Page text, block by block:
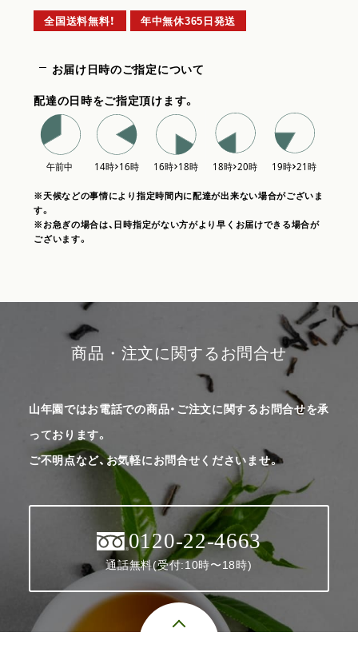
全国送料無料！ 年中無休365日発送
お届け日時のご指定について
配達の日時をご指定頂けます。
※天候などの事情により指定時間内に配達が出来ない場合がございま
す。
※お急ぎの場合は、日時指定がない方がより早くお届けできる場合が
ございます。
商品・注文に関するお問合せ
山年園ではお電話での商品・ご注文に関するお問合せを承
っております。
ご不明点など、お気軽にお問合せくださいませ。
0120-22-4663
通話無料(受付:10時〜18時)